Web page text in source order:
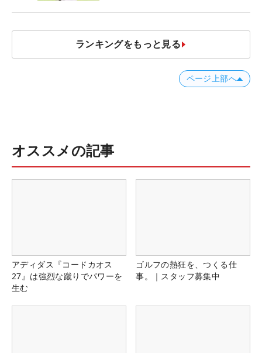
ランキングをもっと見る
ページ上部へ
オススメの記事
アディダス『コードカオス
27』は強烈な蹴りでパワーを
生む
ゴルフの熱狂を、つくる仕
事。｜スタッフ募集中